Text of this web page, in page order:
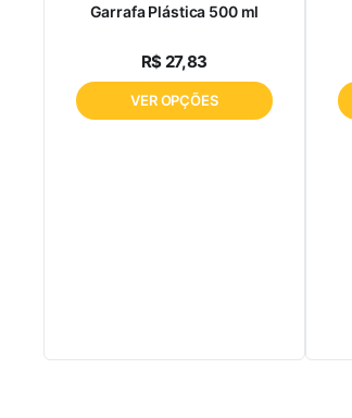
Garrafa Plástica 500 ml
R$27,83
VER OPÇÕES